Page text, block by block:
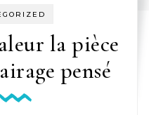
la pièce
pensé